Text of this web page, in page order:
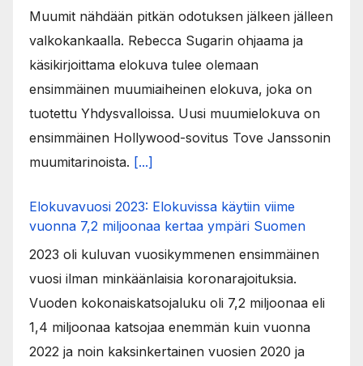
Muumit nähdään pitkän odotuksen jälkeen jälleen
valkokankaalla. Rebecca Sugarin ohjaama ja
käsikirjoittama elokuva tulee olemaan
ensimmäinen muumiaiheinen elokuva, joka on
tuotettu Yhdysvalloissa. Uusi muumielokuva on
ensimmäinen Hollywood-sovitus Tove Janssonin
muumitarinoista. [...]
Elokuvavuosi 2023: Elokuvissa käytiin viime
vuonna 7,2 miljoonaa kertaa ympäri Suomen
2023 oli kuluvan vuosikymmenen ensimmäinen
vuosi ilman minkäänlaisia koronarajoituksia.
Vuoden kokonaiskatsojaluku oli 7,2 miljoonaa eli
1,4 miljoonaa katsojaa enemmän kuin vuonna
2022 ja noin kaksinkertainen vuosien 2020 ja